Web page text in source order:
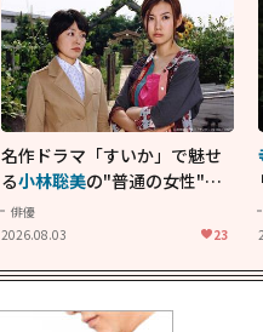
名作ドラマ「すいか」で魅せ
る小林聡美の"普通の女性"が
大人に刺さる...映画「かもめ
食堂」にも通じる静かな芝居
俳優
2026.08.03
23